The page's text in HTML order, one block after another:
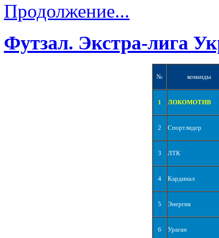
Продолжение...
Футзал. Экстра-лига
№ команды
1 ЛОКОМОТИВ
2 Спортлидер
3 ЛТК
4 Кардинал
5 Энергия
6 Ураган